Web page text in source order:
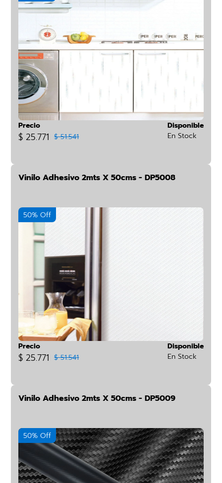
Precio
$ 25.771 $ 51.541
Disponible
En Stock
Vinilo Adhesivo 2mts X 50cms - DP5008
50% Off
Precio
$ 25.771 $ 51.541
Disponible
En Stock
Vinilo Adhesivo 2mts X 50cms - DP5009
50% Off